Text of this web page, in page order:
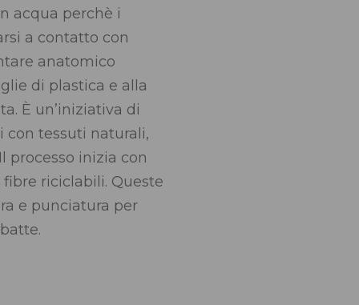
acqua perchè i
a contatto con
anatomico
di plastica e alla
È un’iniziativa di
con tessuti naturali,
inizia con
riciclabili. Queste
e punciatura per